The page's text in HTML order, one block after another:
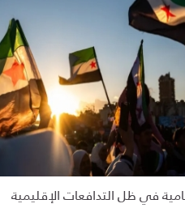
في ظل التدافعات الإقليمية